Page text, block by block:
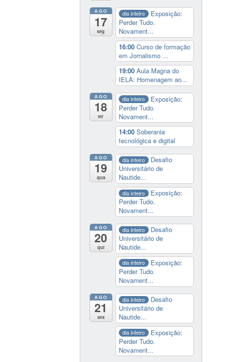
AGO
17
seg
dia inteiro
Exposição:
Perder Tudo.
Novament...
16:00 Curso de formação
em Jornalismo ...
19:00 Aula Magna do
IELA: Homenagem ao...
AGO
18
ter
dia inteiro
Exposição:
Perder Tudo.
Novament...
14:00 Soberania
tecnológica e digital
AGO
19
qua
dia inteiro
Desafio
Universitário de
Nautide...
dia inteiro
Exposição:
Perder Tudo.
Novament...
AGO
20
qui
dia inteiro
Desafio
Universitário de
Nautide...
dia inteiro
Exposição:
Perder Tudo.
Novament...
AGO
21
sex
dia inteiro
Desafio
Universitário de
Nautide...
dia inteiro
Exposição:
Perder Tudo.
Novament...